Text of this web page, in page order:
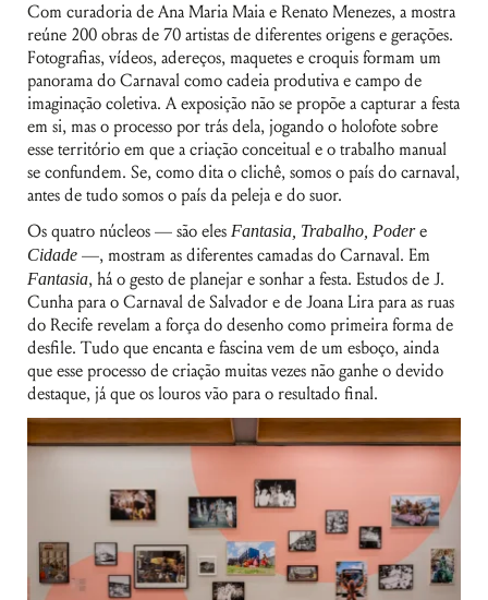
Com curadoria de Ana Maria Maia e Renato Menezes, a mostra
reúne 200 obras de 70 artistas de diferentes origens e gerações.
Fotografias, vídeos, adereços, maquetes e croquis formam um
panorama do Carnaval como cadeia produtiva e campo de
imaginação coletiva. A exposição não se propõe a capturar a festa
em si, mas o processo por trás dela, jogando o holofote sobre
esse território em que a criação conceitual e o trabalho manual
se confundem. Se, como dita o clichê, somos o país do carnaval,
antes de tudo somos o país da peleja e do suor.
Os quatro núcleos — são elesFantasia, Trabalho, Podere
Cidade —, mostram as diferentes camadas do Carnaval. Em
Fantasia, há o gesto de planejar e sonhar a festa. Estudos de J.
Cunha para o Carnaval de Salvador e de Joana Lira para as ruas
do Recife revelam a força do desenho como primeira forma de
desfile. Tudo que encanta e fascina vem de um esboço, ainda
que esse processo de criação muitas vezes não ganhe o devido
destaque, já que os louros vão para o resultado final.